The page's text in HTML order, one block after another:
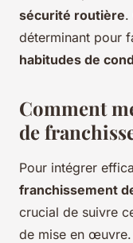
sécurité routière.
déterminant pour
habitudes de
Comment
de
Pour intégrer
franchissement
crucial de suivre
de mise en